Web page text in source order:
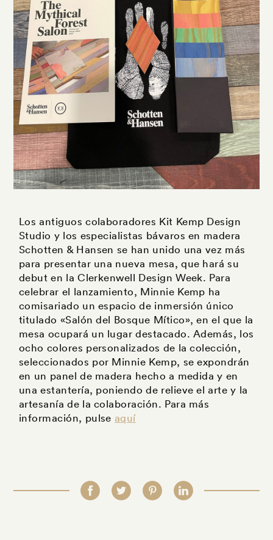
Los antiguos colaboradores Kit Kemp Design
Studio y los especialistas bávaros en madera
Schotten & Hansen se han unido una vez más
para presentar una nueva mesa, que hará su
debut en la Clerkenwell Design Week. Para
celebrar el lanzamiento, Minnie Kemp ha
comisariado un espacio de inmersión único
titulado «Salón del Bosque Mítico», en el que la
mesa ocupará un lugar destacado. Además, los
ocho colores personalizados de la colección,
seleccionados por Minnie Kemp, se expondrán
en un panel de madera hecho a medida y en
una estantería, poniendo de relieve el arte y la
artesanía de la colaboración. Para más
información, pulse aquí